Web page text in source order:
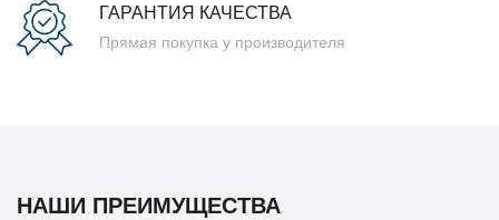
ГАРАНТИЯ КАЧЕСТВА
Прямая покупка у производителя
НАШИ ПРЕИМУЩЕСТВА